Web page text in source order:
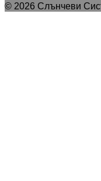
© 2026 Слънчеви